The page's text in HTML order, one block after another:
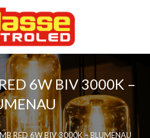
6W BIV 3000K –
RED 6W BIV 3000K – BLUMENAU